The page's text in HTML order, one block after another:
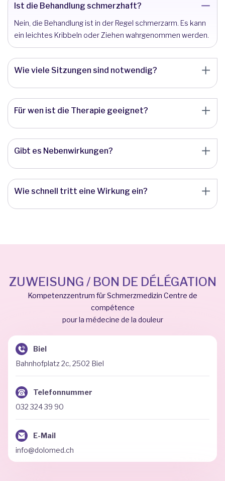
Ist die Behandlung schmerzhaft?
Nein, die Behandlung ist in der Regel schmerzarm. Es kann
ein leichtes Kribbeln oder Ziehen wahrgenommen werden.
Wie viele Sitzungen sind notwendig?
Für wen ist die Therapie geeignet?
Gibt es Nebenwirkungen?
Wie schnell tritt eine Wirkung ein?
ZUWEISUNG / BON DE DÉLÉGATION
Kompetenzzentrum für Schmerzmedizin Centre de
compétence
pour la médecine de la douleur
Biel
Bahnhofplatz 2c, 2502 Biel
Telefonnummer
032 324 39 90
E-Mail
info@dolomed.ch